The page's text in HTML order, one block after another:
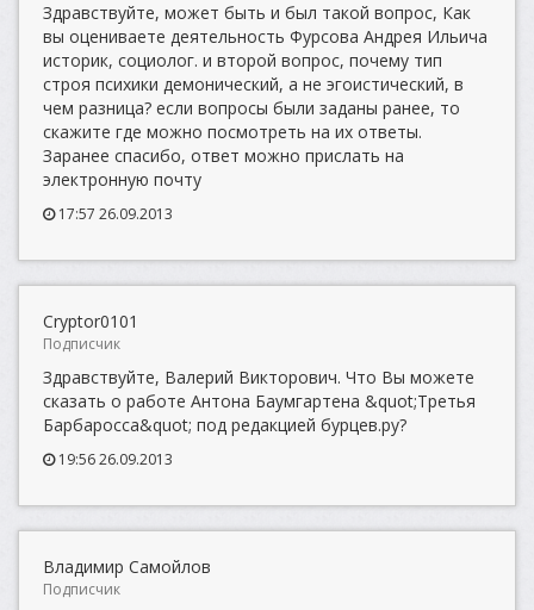
Здравствуйте, может быть и был такой вопрос, Как
вы оцениваете деятельность Фурсова Андрея Ильича
историк, социолог. и второй вопрос, почему тип
строя психики демонический, а не эгоистический, в
чем разница? если вопросы были заданы ранее, то
скажите где можно посмотреть на их ответы.
Заранее спасибо, ответ можно прислать на
электронную почту
17:57 26.09.2013
Cryptor0101
Подписчик
Здравствуйте, Валерий Викторович. Что Вы можете
сказать о работе Антона Баумгартена &quot;Третья
Барбаросса&quot; под редакцией бурцев.ру?
19:56 26.09.2013
Владимир Самойлов
Подписчик